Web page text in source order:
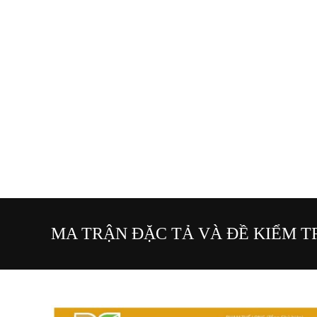
MA TRẬN ĐẶC TẢ VÀ ĐỀ KIỂM